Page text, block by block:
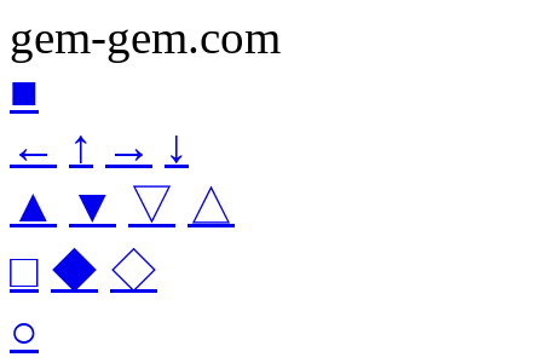
gem-gem.com
■
← ↑ → ↓
▲
▼ ▽ △
□ ◆ ◇
○